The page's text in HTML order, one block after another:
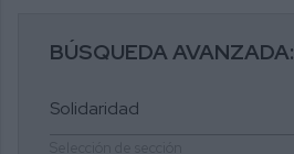
BÚSQUEDA AVANZADA: